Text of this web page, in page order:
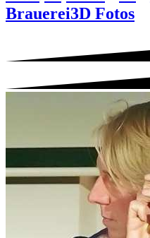
Brauerei3D Fotos